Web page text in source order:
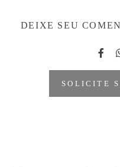
DEIXE SEU
SOLICITE